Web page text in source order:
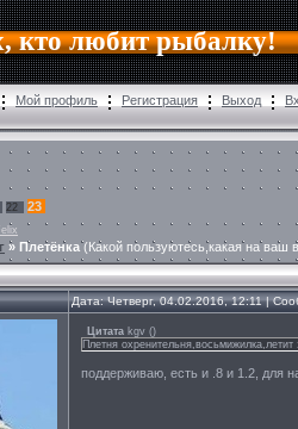
кто любит рыбалку!
Мой профиль Регистрация Выход
22
23
» Плетёнка (Какой пользуютесь,какая на ваш
Дата: Четверг, 04.02.2016, 12:11 |
Цитата kgv ()
Плетня
поддерживаю, есть и .8 и 1.2, для